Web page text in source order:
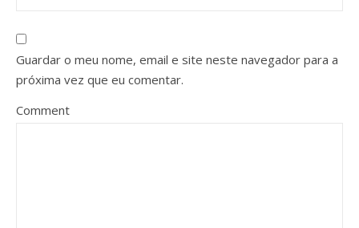
Guardar o meu nome, email e site neste navegador para a
próxima vez que eu comentar.
Comment